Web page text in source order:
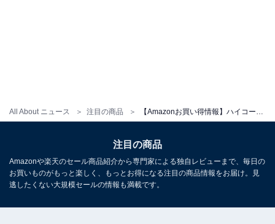
All About ニュース 注目の商品
注目の商品
Amazonや楽天のセール商品紹介から専門家による独自レビューまで、毎日の
お買いものがもっと楽しく、もっとお得になる注目の商品情報をお届け。見
逃したくない大規模セールの情報も満載です。